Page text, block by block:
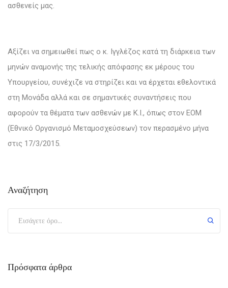
ασθενείς μας.
Αξίζει να σημειωθεί πως ο κ. Ιγγλέζος κατά τη διάρκεια των
μηνών αναμονής της τελικής απόφασης εκ μέρους του
Υπουργείου, συνέχιζε να στηρίζει και να έρχεται εθελοντικά
στη Μονάδα αλλά και σε σημαντικές συναντήσεις που
αφορούν τα θέματα των ασθενών με Κ.Ι., όπως στον ΕΟΜ
(Εθνικό Οργανισμό Μεταμοσχεύσεων) τον περασμένο μήνα
στις 17/3/2015.
Αναζήτηση
Πρόσφατα άρθρα